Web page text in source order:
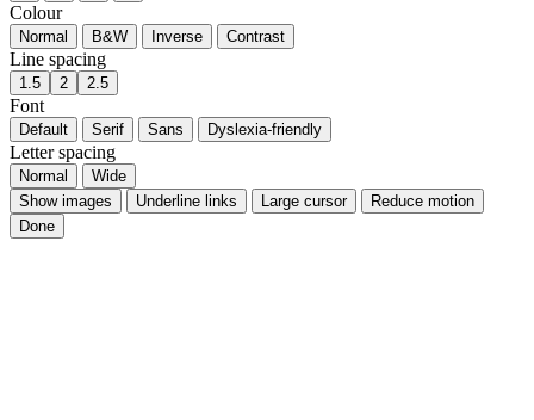
Font size
A A A
Colour
Normal B&W Inverse Contrast
Line spacing
1.5 2 2.5
Font
Default Serif Sans Dyslexia-friendly
Letter spacing